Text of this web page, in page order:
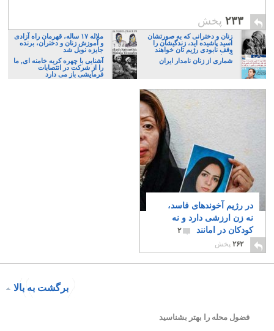
۲۳۳ پخش
زنان و دخترانی که به صورتشان
اسید پاشیده اید، زندگیشان را
وقف نابودی رژیم تان خواهند
کرد!.
ملاله ۱۷ ساله، قهرمان راه آزادی
و آموزش زنان و دختران، برنده
جایزه نوبل شد
شماری از زنان نامدار ایران
آشنایی با چهره کریه خامنه ای, ما
را از شرکت در انتصابات
فرمایشی باز می دارد
در رژیم آخوندهای فاسد،
نه زن ارزشی دارد و نه
کودکان در امانند
۲
۲۶۲ پخش
برگشت به بالا
فضول محله را بهتر بشناسید